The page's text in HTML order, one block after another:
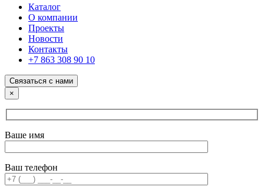
Каталог
О компании
Проекты
Новости
Контакты
+7 863 308 90 10
Связаться с нами
×
Ваше имя
Ваш телефон